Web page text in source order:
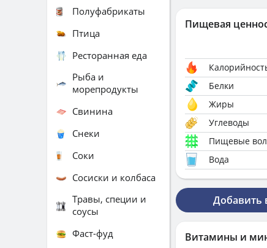
Пищевая
Белки
Жиры
Углеводы
Пищевые
Вода
Добавить
Витамины и
Полуфабрикаты
Птица
Ресторанная еда
Рыба и
морепродукты
Свинина
Снеки
Соки
Сосиски и колбаса
Травы, специи и
соусы
Фаст-фуд